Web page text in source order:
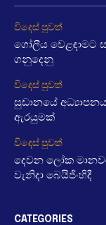
විදෙස් පුවත්
ගෝලීය වෙළඳාමට
ගනුදෙනු
විදෙස් පුවත්
සුඩානයේ
ඇරයුමක්
විදෙස් පුවත්
දෙවන ලෝක
වැනිදා බෙයිජිංහිදී
CATEGORIES